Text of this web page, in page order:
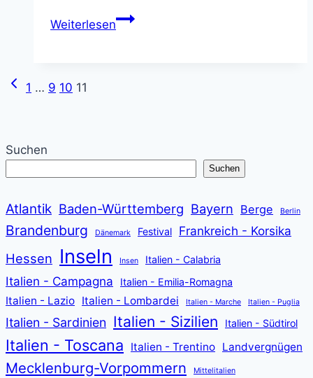
WeiterlesenBad
Seitennavigation
Vorherige
1 … 9 10 11
Suchen
Suchen
Atlantik Baden-Württemberg Bayern Berge Berlin
Brandenburg Dänemark Festival Frankreich - Korsika
Hessen Inseln Insen Italien - Calabria
Italien - Campagna Italien - Emilia-Romagna
Italien - Lazio Italien - Lombardei Italien - Marche Italien - Puglia
Italien - Sardinien Italien - Sizilien Italien - Südtirol
Italien - Toscana Italien - Trentino Landvergnügen
Mecklenburg-Vorpommern Mittelitalien